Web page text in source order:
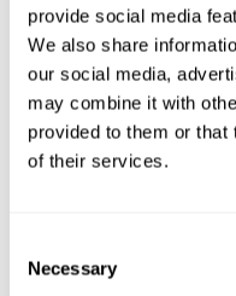
provide social media
We also share
our social media,
may combine it with
provided to them or that
of their services.
Selection
Necessary
Comment le
Miner"
cognitives ?
Le "Crystal Miner" de
d'activation neuronale
de manière cohérente peut
"Crystal Miner" aide à
spatiale et l'estimation. La